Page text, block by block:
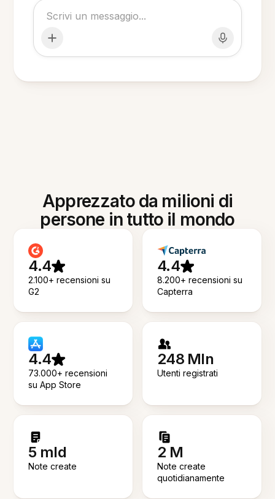
Apprezzato da milioni di
persone in tutto il mondo
4.4
2.100+ recensioni su
G2
4.4
8.200+ recensioni su
Capterra
4.4
73.000+ recensioni
su App Store
248 Mln
Utenti registrati
5 mld
Note create
2 M
Note create
quotidianamente